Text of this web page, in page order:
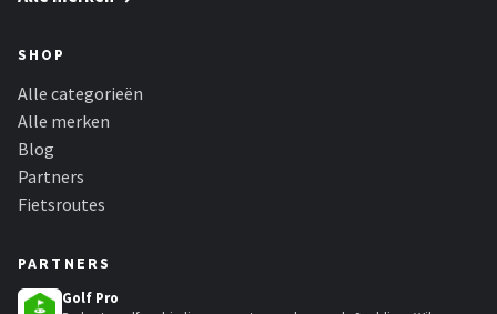
SHOP
Alle categorieën
Alle merken
Blog
Partners
Fietsroutes
PARTNERS
Golf Pro